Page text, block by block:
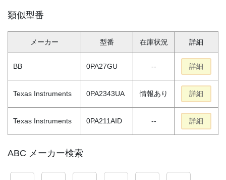
類似型番
メーカー 型番 在庫状況 詳細
BB 0PA27GU -- 詳細
Texas Instruments 0PA2343UA 情報あり 詳細
Texas Instruments 0PA211AID -- 詳細
ABC メーカー検索